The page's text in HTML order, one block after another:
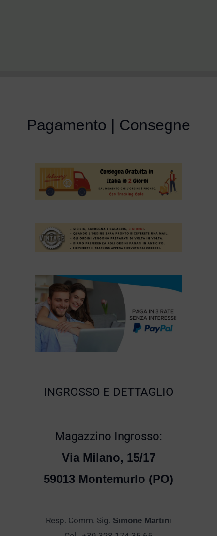
Pagamento | Consegne
INGROSSO E DETTAGLIO
Magazzino Ingrosso:
Via Milano, 15/17
59013 Montemurlo (PO)
Resp. Comm. Sig. Simone Martini